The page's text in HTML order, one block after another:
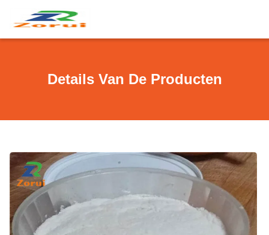
Details Van De Producten